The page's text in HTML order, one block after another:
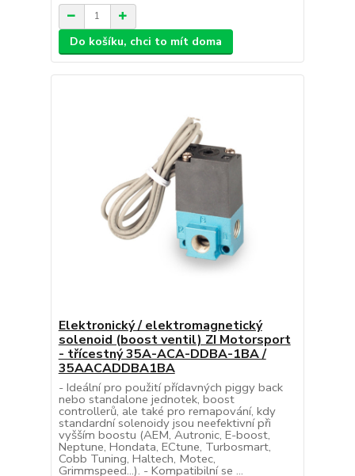
Do košíku, chci to mít doma
Elektronický / elektromagnetický
solenoid (boost ventil) ZI Motorsport
- třícestný 35A-ACA-DDBA-1BA /
35AACADDBA1BA
- Ideální pro použití přídavných piggy back
nebo standalone jednotek, boost
controllerů, ale také pro remapování, kdy
standardní solenoidy jsou neefektivní při
vyšším boostu (AEM, Autronic, E-boost,
Neptune, Hondata, ECtune, Turbosmart,
Cobb Tuning, Haltech, Motec,
Grimmspeed...). - Kompatibilní se ...